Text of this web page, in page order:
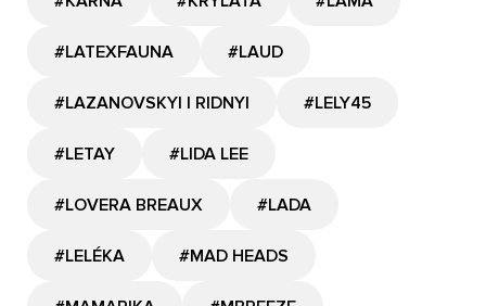
#LATEXFAUNA #LAUD
#LAZANOVSKYI I RIDNYI #LELY45
#LETAY #LIDA LEE
#LOVERA BREAUX #LADA
#LELÉKA #MAD HEADS